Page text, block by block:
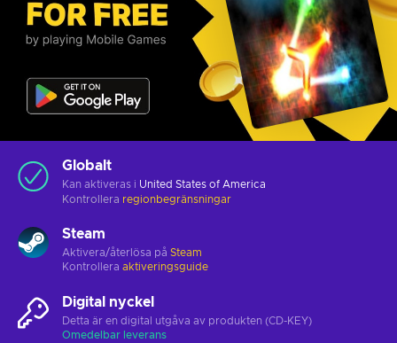
Globalt
Kan aktiveras i United States of America
Kontrollera regionbegränsningar
Steam
Aktivera/återlösa på Steam
Kontrollera aktiveringsguide
Digital nyckel
Detta är en digital utgåva av produkten (CD-KEY)
Omedelbar leverans